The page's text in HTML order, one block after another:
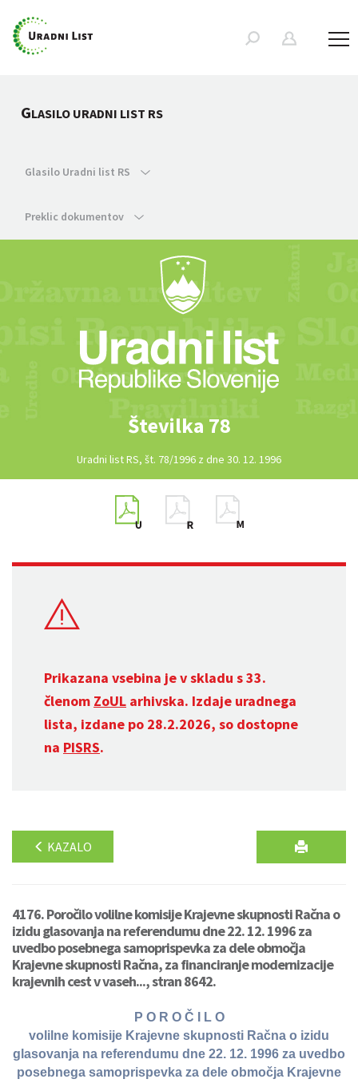
GLASILO URADNI LIST RS
Glasilo Uradni list RS
Preklic dokumentov
Številka 78
Uradni list RS, št. 78/1996 z dne 30. 12. 1996
Prikazana vsebina je v skladu s 33.
členom ZoUL arhivska. Izdaje uradnega
lista, izdane po 28.2.2026, so dostopne
na PISRS.
KAZALO
4176. Poročilo volilne komisije Krajevne skupnosti Račna o
izidu glasovanja na referendumu dne 22. 12. 1996 za
uvedbo posebnega samoprispevka za dele območja
Krajevne skupnosti Račna, za financiranje modernizacije
krajevnih cest v vaseh..., stran 8642.
P O R O Č I L O
volilne komisije Krajevne skupnosti Račna o izidu
glasovanja na referendumu dne 22. 12. 1996 za uvedbo
posebnega samoprispevka za dele območja Krajevne